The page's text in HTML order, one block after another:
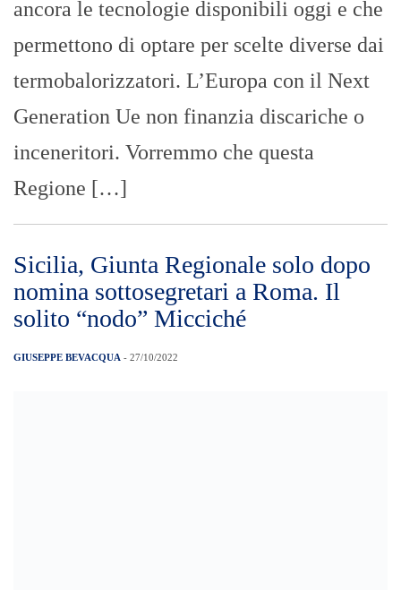
Sicilia, Giunta Regionale solo dopo
nomina sottosegretari a Roma. Il
solito “nodo” Micciché
GIUSEPPE BEVACQUA- 27/10/2022
“dossier giunta” dopo la nomina dei
sottosegretari nel governo Meloni. Dunque
ancora qualche giorno, poi il presidente